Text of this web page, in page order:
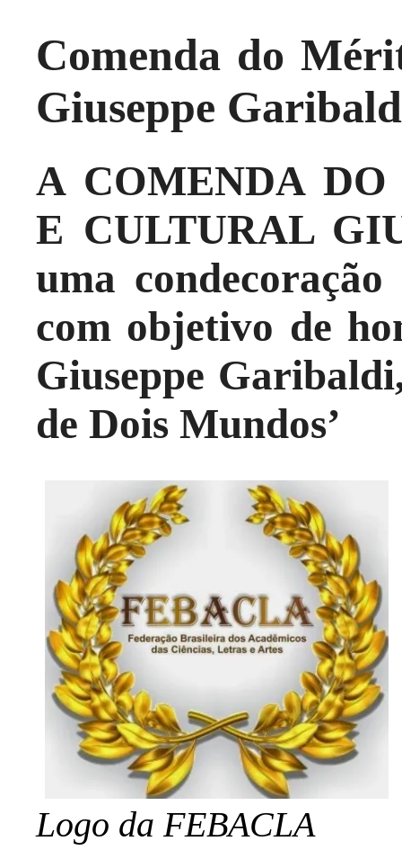
Comenda do
Giuseppe
A COMENDA
E CULTURAL
uma
com objetivo de
Giuseppe
de Dois Mundos’
Logo da FEBACLA